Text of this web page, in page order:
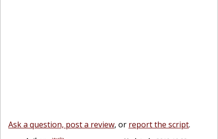
Ask a question, post a review, or report the script.